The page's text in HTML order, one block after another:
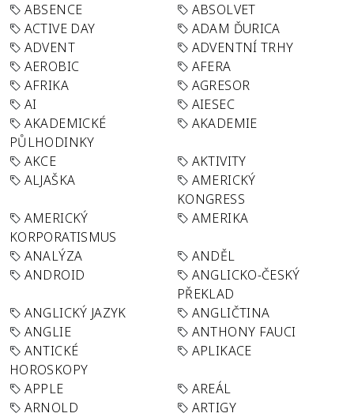
ABSENCE
ABSOLVET
ACTIVE DAY
ADAM ĎURICA
ADVENT
ADVENTNÍ TRHY
AEROBIC
AFERA
AFRIKA
AGRESOR
AI
AIESEC
AKADEMICKÉ
PŮLHODINKY
AKADEMIE
AKCE
AKTIVITY
ALJAŠKA
AMERICKÝ
KONGRESS
AMERICKÝ
KORPORATISMUS
AMERIKA
ANALÝZA
ANDĚL
ANDROID
ANGLICKO-ČESKÝ
PŘEKLAD
ANGLICKÝ JAZYK
ANGLIČTINA
ANGLIE
ANTHONY FAUCI
ANTICKÉ
HOROSKOPY
APLIKACE
APPLE
AREÁL
ARNOLD
ARTIGY